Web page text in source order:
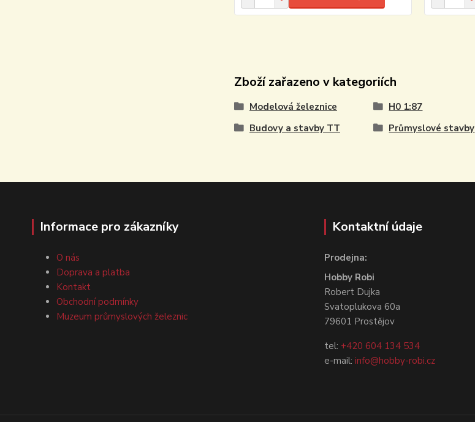
Zboží zařazeno v kategoriích
Modelová železnice H0 1:87
Budovy a stavby TT
Průmyslové stavby
Informace pro zákazníky
O nás
Doprava a platba
Kontakt
Obchodní podmínky
Muzeum průmyslových železnic
Kontaktní údaje
Prodejna:
Hobby Robi
Robert Dujka
Svatoplukova 60a
79601 Prostějov
tel: +420 604 134 534
e-mail:info@hobby-robi.cz